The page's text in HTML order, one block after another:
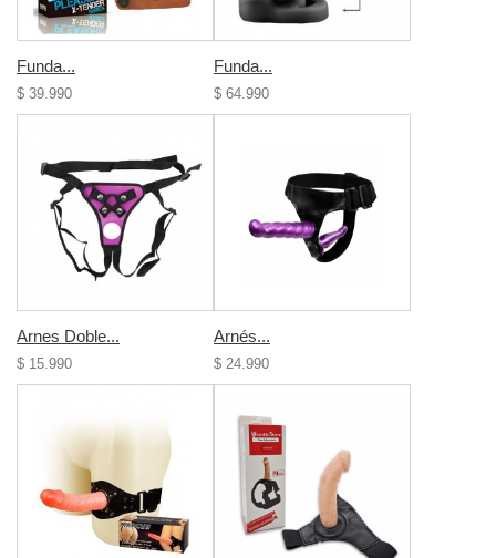
Funda...
$ 39.990
Funda...
$ 64.990
Arnes Doble...
$ 15.990
Arnés...
$ 24.990